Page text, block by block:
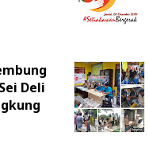
Deli